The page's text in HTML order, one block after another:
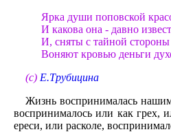
Ярка души поповской
И какова она - давно
И, сняты с тайной стороны
Воняют кровью деньги
(с) Е.Трубицина
Жизнь воспринималась
воспринималось или как грех,
ереси, или расколе,